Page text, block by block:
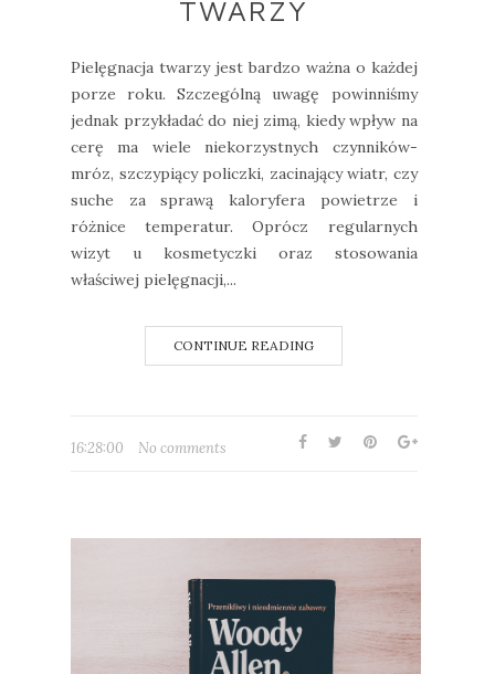
TWARZY
Pielęgnacja twarzy jest bardzo ważna o każdej
porze roku. Szczególną uwagę powinniśmy
jednak przykładać do niej zimą, kiedy wpływ na
cerę ma wiele niekorzystnych czynników-
mróz, szczypiący policzki, zacinający wiatr, czy
suche za sprawą kaloryfera powietrze i
różnice temperatur. Oprócz regularnych
wizyt u kosmetyczki oraz stosowania
właściwej pielęgnacji,...
CONTINUE READING
16:28:00 No comments